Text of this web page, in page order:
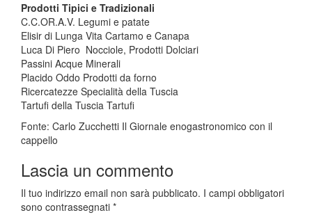
Prodotti Tipici e Tradizionali
C.C.OR.A.V. Legumi e patate
Elisir di Lunga Vita Cartamo e Canapa
Luca Di Piero Nocciole, Prodotti Dolciari
Passini Acque Minerali
Placido Oddo Prodotti da forno
Ricercatezze Specialità della Tuscia
Tartufi della Tuscia Tartufi
Fonte: Carlo Zucchetti Il Giornale enogastronomico con il
cappello
Lascia un commento
Il tuo indirizzo email non sarà pubblicato. I campi obbligatori
sono contrassegnati *